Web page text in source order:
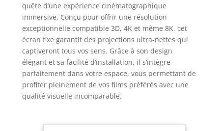
quête d’une expérience cinématographique
immersive. Conçu pour offrir une résolution
exceptionnelle compatible 3D, 4K et même 8K, cet
écran fixe garantit des projections ultra-nettes qui
captiveront tous vos sens. Grâce à son design
élégant et sa facilité d’installation, il s’intègre
parfaitement dans votre espace, vous permettant de
profiter pleinement de vos films préférés avec une
qualité visuelle incomparable.